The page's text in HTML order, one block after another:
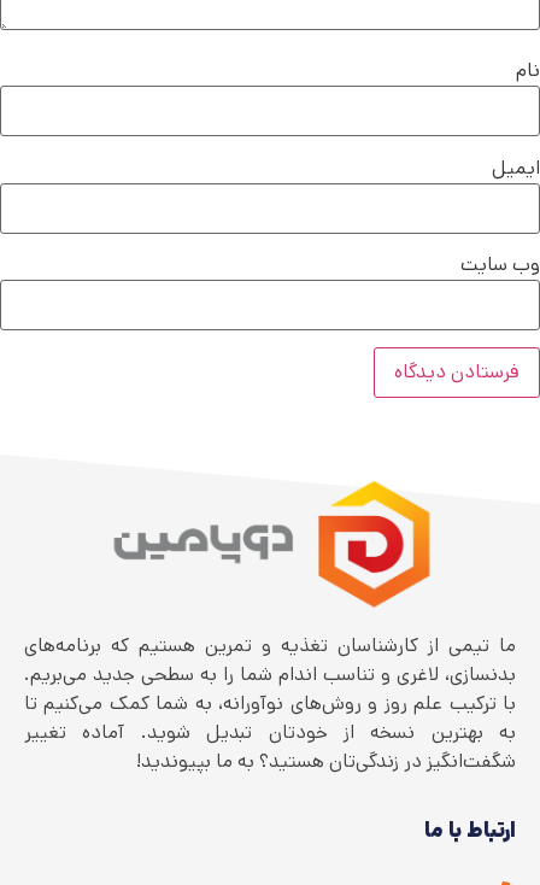
نام
ایمیل
وب‌ سایت
ما تیمی از کارشناسان تغذیه و تمرین هستیم که برنامه‌های
بدنسازی، لاغری و تناسب اندام شما را به سطحی جدید می‌بریم.
با ترکیب علم روز و روش‌های نوآورانه، به شما کمک می‌کنیم تا
به بهترین نسخه از خودتان تبدیل شوید. آماده تغییر
شگفت‌انگیز در زندگی‌تان هستید؟ به ما بپیوندید!
ارتباط با ما